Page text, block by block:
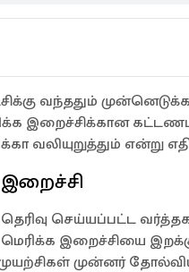
வந்ததும்
இறைச்சிக்கான
வலியுறுத்தும் என்று
செய்யப்பட்ட
இறைச்சியை
முன்னர்